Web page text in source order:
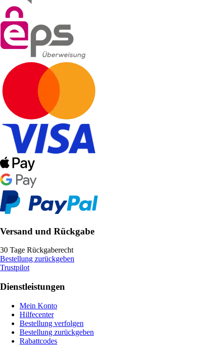
Versand und Rückgabe
30 Tage Rückgaberecht
Bestellung zurückgeben
Trustpilot
Dienstleistungen
Mein Konto
Hilfecenter
Bestellung verfolgen
Bestellung zurückgeben
Rabattcodes